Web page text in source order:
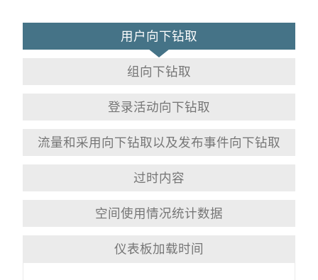
打
开
用户向下钻取
组向下钻取
登录活动向下钻取
流量和采用向下钻取以及发布事件向下钻取
过时内容
空间使用情况统计数据
仪表板加载时间